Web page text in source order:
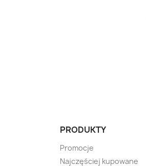
PRODUKTY
Promocje
Najczęściej kupowane